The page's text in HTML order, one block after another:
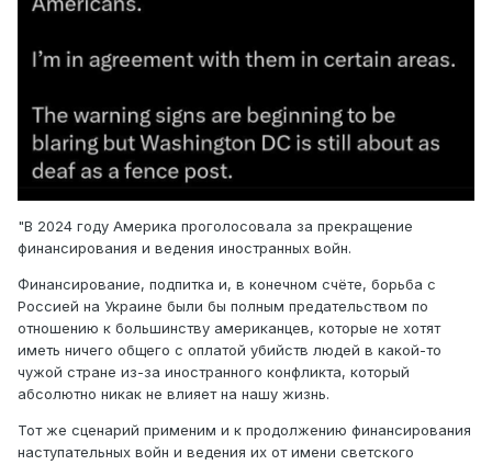
"В 2024 году Америка проголосовала за прекращение
финансирования и ведения иностранных войн.
Финансирование, подпитка и, в конечном счёте, борьба с
Россией на Украине были бы полным предательством по
отношению к большинству американцев, которые не хотят
иметь ничего общего с оплатой убийств людей в какой-то
чужой стране из-за иностранного конфликта, который
абсолютно никак не влияет на нашу жизнь.
Тот же сценарий применим и к продолжению финансирования
наступательных войн и ведения их от имени светского